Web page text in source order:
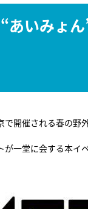
あいみょ
開催される春の野
が一堂に会する本